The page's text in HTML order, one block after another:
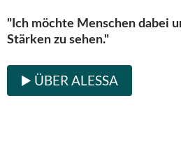
"Ich möchte Menschen dabei
Stärken zu sehen."
▶️ ÜBER ALESSA